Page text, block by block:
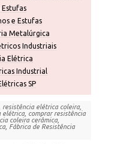
Estufas
e Estufas
Metalúrgica
Industriais
Elétrica
Industrial
SP
resistência elétrica coleira,
elétrica, comprar resistência
coleira cerâmica,
Fábrica de Resistência